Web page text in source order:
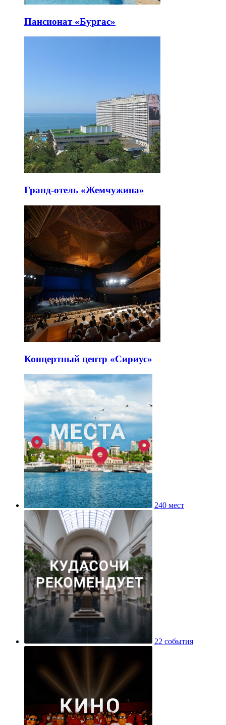
Пансионат «Бургас»
Гранд-отель «Жемчужина»
Концертный центр «Сириус»
240 мест
22 события